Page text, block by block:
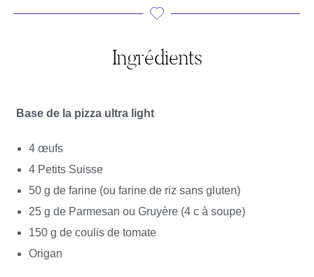
Ingrédients
Base de la pizza ultra light
4 œufs
4 Petits Suisse
50 g de farine (ou farine de riz sans gluten)
25 g de Parmesan ou Gruyère (4 c à soupe)
150 g de coulis de tomate
Origan